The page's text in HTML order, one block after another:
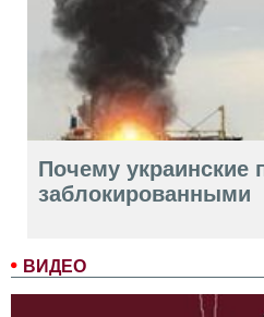
ВИДЕО
Почему украинские
заблокированными